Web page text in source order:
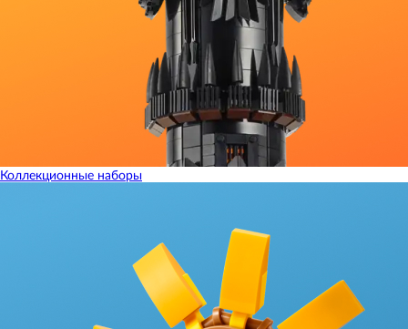
Коллекционные наборы